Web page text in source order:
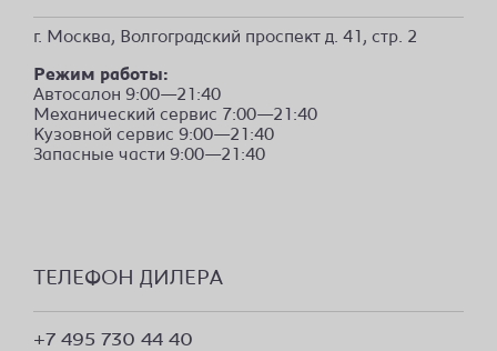
г. Москва, Волгоградский проспект д. 41, стр. 2
Режим работы:
Автосалон 9:00—21:40
Механический сервис 7:00—21:40
Кузовной сервис 9:00—21:40
Запасные части 9:00—21:40
ТЕЛЕФОН ДИЛЕРА
+7 495 730 44 40